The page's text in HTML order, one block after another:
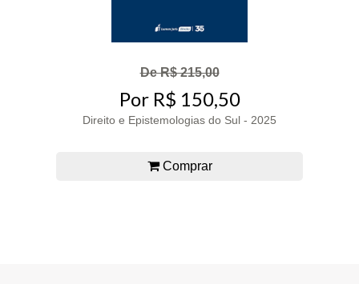
De R$ 215,00
Por R$ 150,50
Direito e Epistemologias do Sul - 2025
Comprar